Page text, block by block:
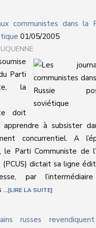
communistes dans la
01/05/2005
Parti
la
doit
apprendre à subsister
concurrentiel. A
le Parti Communiste de
(PCUS) dictait sa ligne
par
LIRE LA SUITE
russes